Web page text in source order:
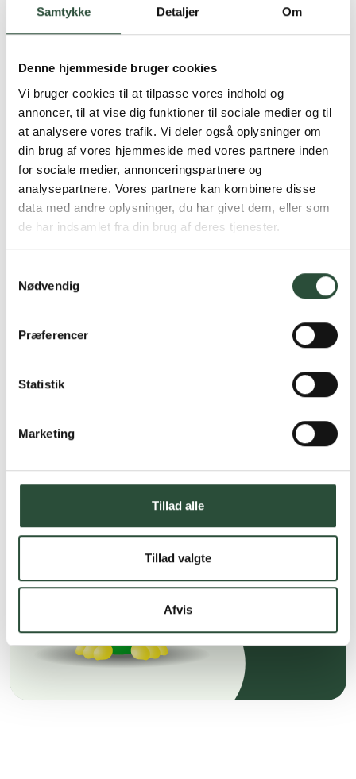
Samtykke Detaljer Om
Denne hjemmeside bruger cookies
Vi bruger cookies til at tilpasse vores indhold og
annoncer, til at vise dig funktioner til sociale medier og til
at analysere vores trafik. Vi deler også oplysninger om
din brug af vores hjemmeside med vores partnere inden
for sociale medier, annonceringspartnere og
analysepartnere. Vores partnere kan kombinere disse
data med andre oplysninger, du har givet dem, eller som
de har indsamlet fra din brug af deres tjenester.
Nødvendig
Præferencer
Statistik
Marketing
Tillad alle
Tillad valgte
Afvis
Gratis fragt over 349 kr.
Gælder ikke hjemmelevering
Personlig rådgivning
Få hjælp til din webordre
på: kundeservice@uglecare.dk
Hurtig levering (30 min. i Kbh)
cremer, vitaminer og andre spændende